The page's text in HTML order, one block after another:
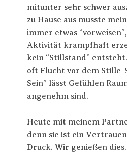
mitunter sehr schwer
zu Hause aus musste
immer etwas
Aktivität krampfhaft
kein “Stillstand”
oft Flucht vor dem Stille-
Sein” lässt Gefühlen
angenehm sind.
Heute mit meinem
denn sie ist ein
Druck. Wir genießen dies.